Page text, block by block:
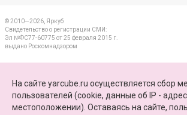
© 2010—2026, Яркуб
Свидетельство о регистрации СМИ:
Эл №ФС77-60775 от 25 февраля 2015 г.
выдано Роскомнадзором
ПАРТНЕРЫ
На сайте yarcube.ru осуществляется сбор
пользователей (cookie, данные об IP -
местоположении). Оставаясь на сайте,